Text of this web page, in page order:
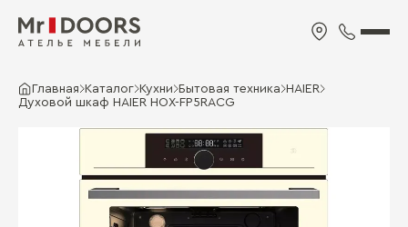
Главная Каталог Кухни Бытовая техника
HAIER
Духовой шкаф HAIER HOX-FP5RACG